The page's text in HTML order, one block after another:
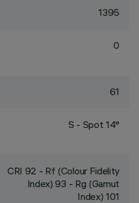
1395
0
61
S - Spot 14°
CRI 92 - Rf (Colour Fidelity
Index) 93 - Rg (Gamut
Index) 101